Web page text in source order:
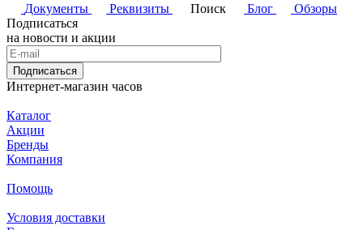
Документы
Реквизиты Поиск Блог
Обзоры
Подписаться
на новости и акции
Подписаться
Интернет-магазин часов
Каталог
Акции
Бренды
Компания
Помощь
Условия доставки